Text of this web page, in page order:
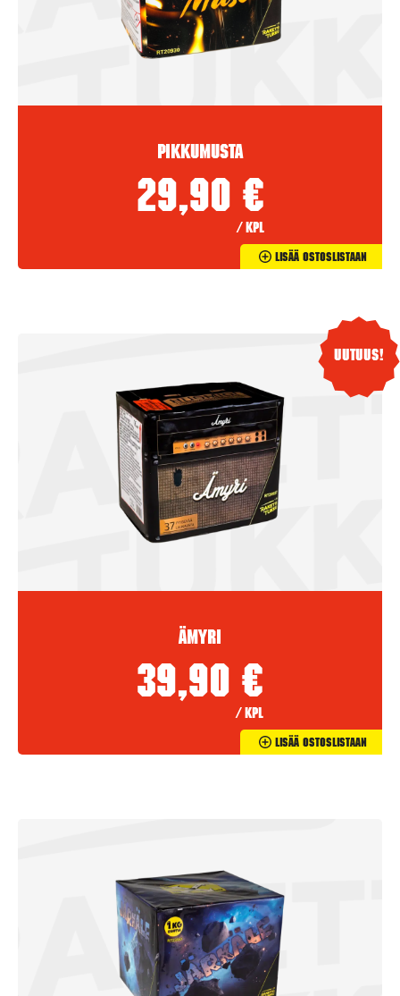
Pikkumusta
29,90 €
/ kpl
Lisää Ostoslistaan
Uutuus!
Ämyri
39,90 €
/ kpl
Lisää Ostoslistaan